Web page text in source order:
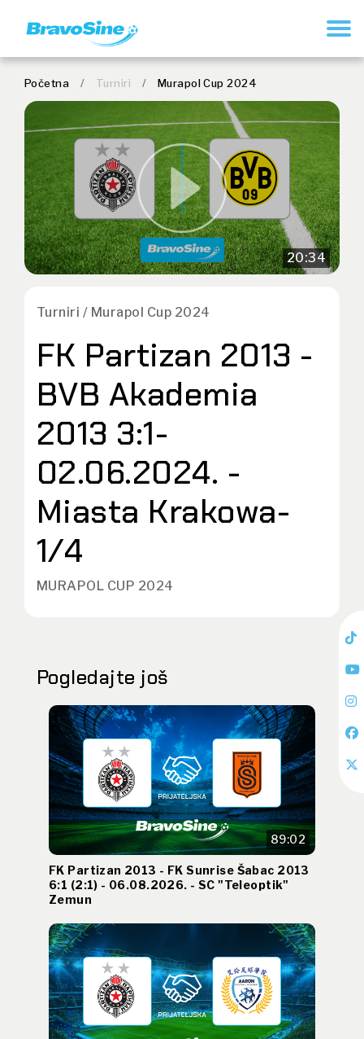
Početna / Turniri / Murapol Cup 2024
20:34
Turniri / Murapol Cup 2024
FK Partizan 2013 -
BVB Akademia
2013 3:1-
02.06.2024. -
Miasta Krakowa-
1/4
MURAPOL CUP 2024
Pogledajte još
89:02
FK Partizan 2013 - FK Sunrise Šabac 2013
6:1 (2:1) - 06.08.2026. - SC "Teleoptik"
Zemun